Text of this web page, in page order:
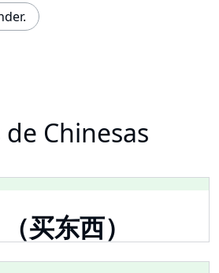
Chinesas
买东西）